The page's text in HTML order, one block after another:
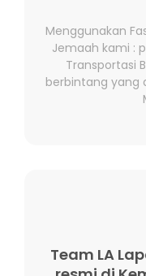
Menggunakan
Jemaah kami :
Transportasi
berbintang yang
Team LA